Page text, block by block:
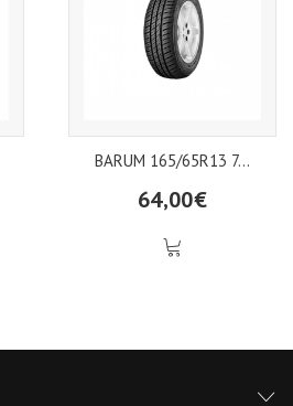
BARUM 165/65R13 7...
64,00€